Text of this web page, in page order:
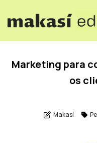
Marketing para
os
Makasí